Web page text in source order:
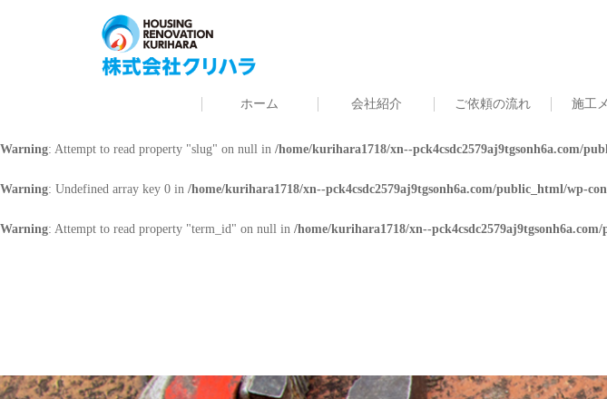
ホーム 会社紹介 ご依頼の流れ 施工
: Undefined array key 0 in/home/kurihara1718/xn--pck4csdc2579aj9tgsonh6a.com/public_html/wp-
: Attempt to read property "cat_name" on null in /home/kurihara1718/xn--
/home/kurihara1718/xn--pck4csdc2579aj9tgsonh6a.com/public_html/wp-
Warning: Attempt to read property "slug" on null in /home/kurihara1718/xn--pck4csdc2579aj9tgsonh6a.com/
Warning: Undefined array key 0 in /home/kurihara1718/xn--pck4csdc2579aj9tgsonh6a.com/public_html/wp-
Warning: Attempt to read property "term_id" on null in /home/kurihara1718/xn--